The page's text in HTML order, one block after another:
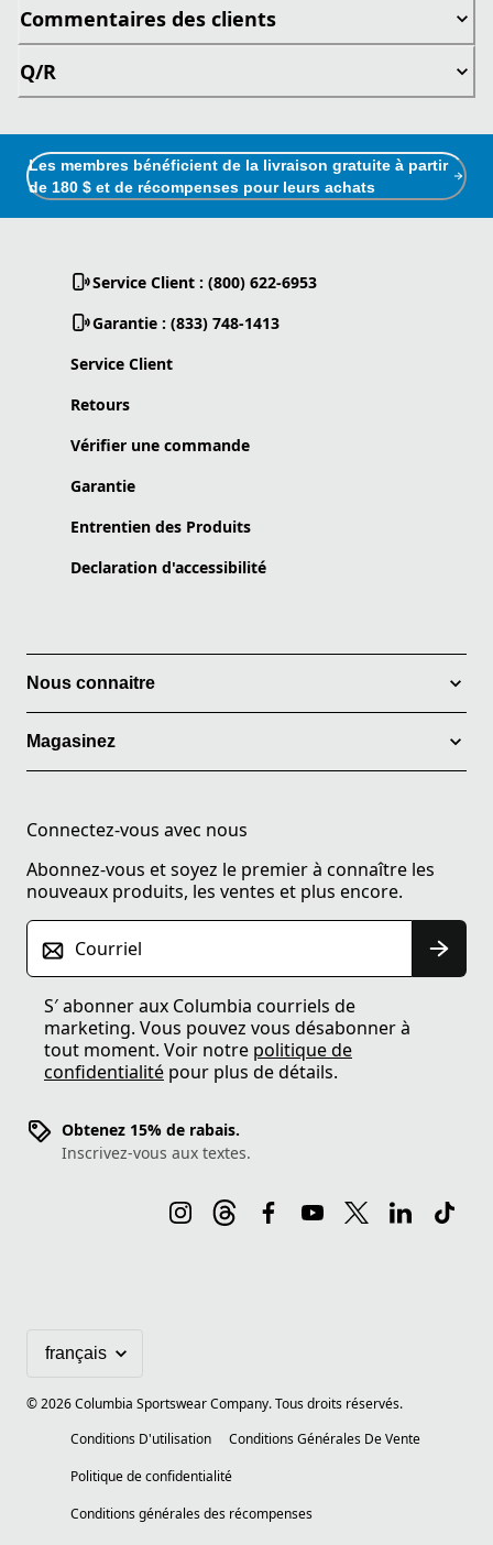
Commentaires des clients
Q/R
Les membres bénéficient de la livraison gratuite à partir
de 180 $ et de récompenses pour leurs achats
Service Client : (800) 622-6953
Garantie : (833) 748-1413
Service Client
Retours
Vérifier une commande
Garantie
Entrentien des Produits
Declaration d'accessibilité
Nous connaitre
Magasinez
Connectez-vous avec nous
Abonnez-vous et soyez le premier à connaître les
nouveaux produits, les ventes et plus encore.
Courriel
S′ abonner aux Columbia courriels de
marketing. Vous pouvez vous désabonner à
tout moment. Voir notre politique de
confidentialité pour plus de détails.
Obtenez 15% de rabais.
Inscrivez-vous aux textes.
©2026Columbia Sportswear Company. Tous droits réservés.
Conditions D'utilisation
Conditions Générales De Vente
Politique de confidentialité
Conditions générales des récompenses